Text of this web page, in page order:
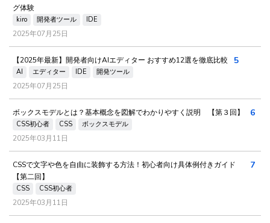
グ体験
kiro 開発者ツール IDE
2025年07月25日
【2025年最新】開発者向けAIエディター おすすめ12選を徹底比較
AI エディター IDE 開発ツール
2025年07月25日
5
ボックスモデルとは？基本概念を図解でわかりやすく説明 【第３回】
CSS初心者 CSS ボックスモデル
2025年03月11日
6
CSSで文字や色を自由に装飾する方法！初心者向け具体例付きガイド
【第二回】
CSS CSS初心者
2025年03月11日
7